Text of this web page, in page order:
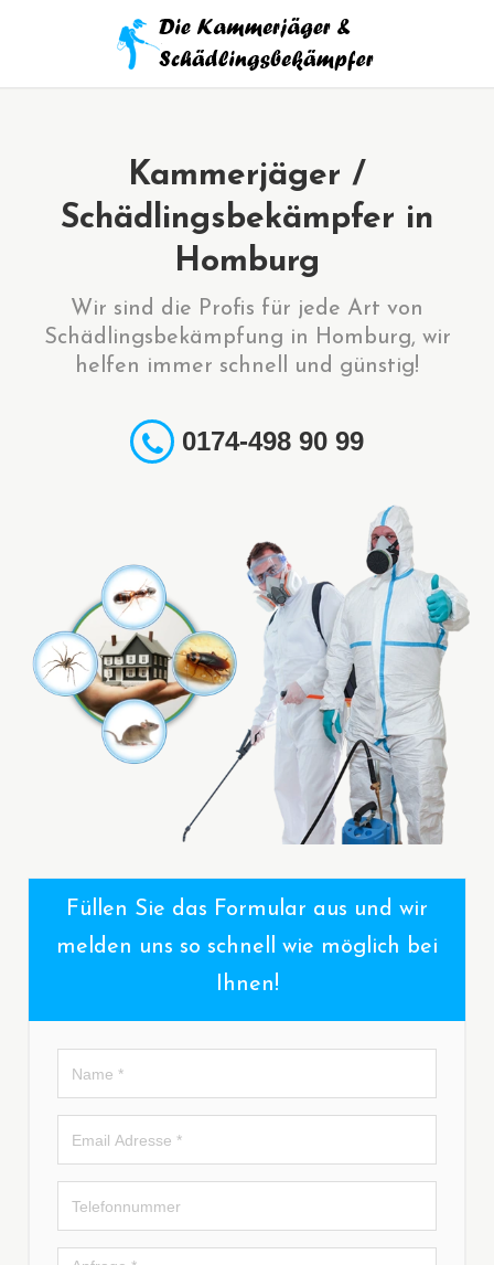
Füllen Sie das Formular aus und wir
melden uns so schnell wie möglich bei
Ihnen!
Kammerjäger /
Schädlingsbekämpfer in
Homburg
Wir sind die Profis für jede Art von
Schädlingsbekämpfung in Homburg, wir
helfen immer schnell und günstig!
0174-498 90 99